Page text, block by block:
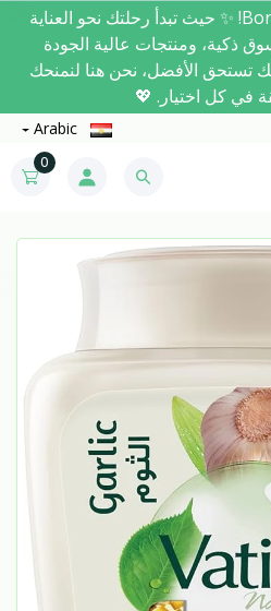
مرحبًا بك في Borshama.com! ✨ حيث تبدأ رحلتك نحو العناية
ذكية، ومنتجات عالية الجودة
تستحق الأفضل، نحن هنا لنمنحك
في كل اختيار. 💖
0